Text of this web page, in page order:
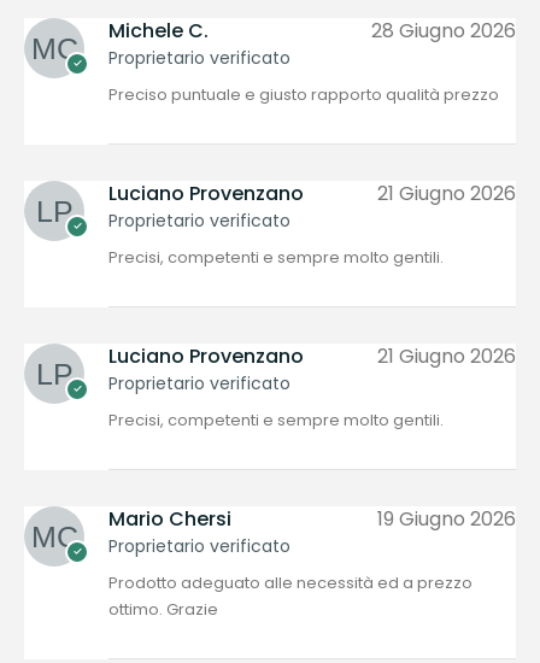
Michele C.
Proprietario verificato
28 Giugno 2026
Preciso puntuale e giusto rapporto qualità prezzo
Luciano Provenzano
Proprietario verificato
21 Giugno 2026
Precisi, competenti e sempre molto gentili.
Luciano Provenzano
Proprietario verificato
21 Giugno 2026
Precisi, competenti e sempre molto gentili.
Mario Chersi
Proprietario verificato
19 Giugno 2026
Prodotto adeguato alle necessità ed a prezzo
ottimo. Grazie